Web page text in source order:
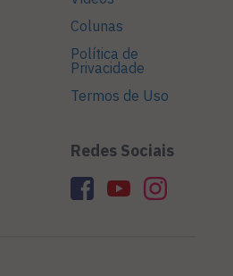
Colunas
Política de
Privacidade
Termos de Uso
Redes Sociais